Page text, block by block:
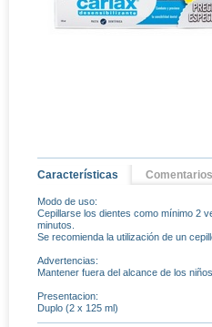
Características Comentarios
Modo de uso:
Cepillarse los dientes como mínimo 2
minutos.
Se recomienda la utilización de un
Advertencias:
Mantener fuera del alcance de los
Presentacion:
Duplo (2 x 125 ml)